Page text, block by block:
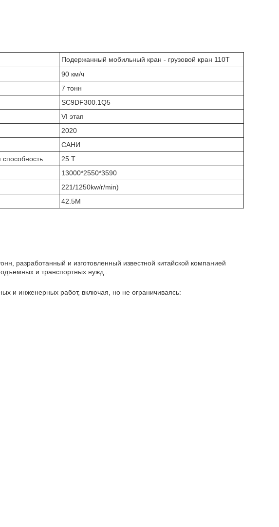
Подержанный мобильный кран - грузовой кран 110T
90 км/ч
7 тонн
SC9DF300.1Q5
VI этап
2020
САНИ
25 Т
13000*2550*3590
221/1250kw/r/min)
42.5M
разработанный и изготовленный известной китайской компанией
и транспортных нужд..
и инженерных работ, включая, но не ограничиваясь: